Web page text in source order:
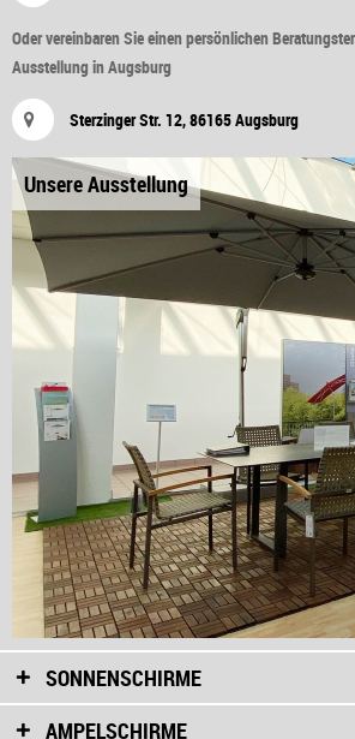
Oder vereinbaren Sie einen persönlichen
Ausstellung in Augsburg
Sterzinger Str. 12, 86165 Augsburg
Unsere Ausstellung
SONNENSCHIRME
AMPELSCHIRME